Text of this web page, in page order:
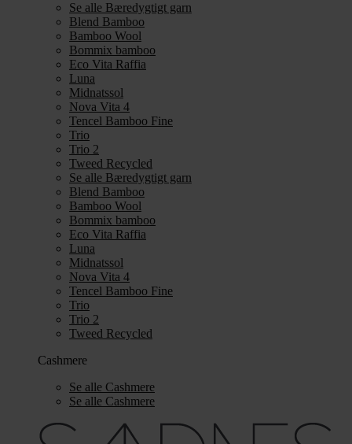
Se alle Bæredygtigt garn
Blend Bamboo
Bamboo Wool
Bommix bamboo
Eco Vita Raffia
Luna
Midnatssol
Nova Vita 4
Tencel Bamboo Fine
Trio
Trio 2
Tweed Recycled
Se alle Bæredygtigt garn
Blend Bamboo
Bamboo Wool
Bommix bamboo
Eco Vita Raffia
Luna
Midnatssol
Nova Vita 4
Tencel Bamboo Fine
Trio
Trio 2
Tweed Recycled
Cashmere
Se alle Cashmere
Se alle Cashmere